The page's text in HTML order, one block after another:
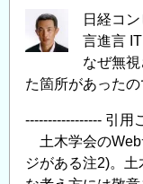
会
主
の
演
会
の
日経コ
言進言
なぜ無
た箇所があったの
----------------- 引用
土木学会のWeb
ジがある注2)。